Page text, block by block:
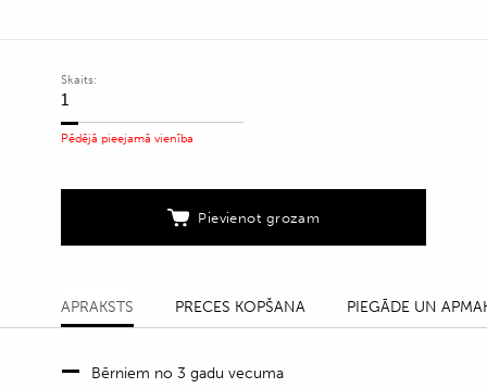
Skaits:
Lelle
ar
īpaši
Pēdējā pieejamā vienība
Pievienot grozam
APRAKSTS PRECES KOPŠANA PIEGĀDE UN
Bērniem no 3 gadu vecuma